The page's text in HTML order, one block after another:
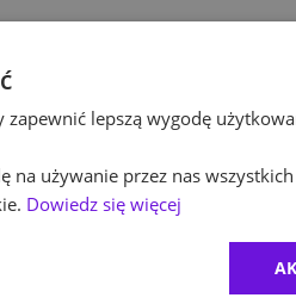
podejściem do biznesu,
i analizie wyników,
oraz kontroli wewnętrznej,
raportowymi.
lepszą wygodę
na używanie przez nas
Dowiedz się więcej